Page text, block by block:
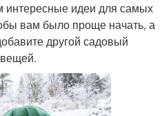
интересные идеи для самых
вам было проще начать, а
другой садовый